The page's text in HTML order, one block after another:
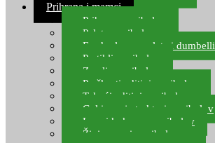
Prihrana i mamci
Prihrana za ribolov
Pelete za ribolov
Feeder lovne pelete i dumbelli
Partikli za ribolov
Zemlja za ribolov
Praškasti aditivi za ribolov
Tekući aditivi za ribolov
Gel i sprej atraktori za ribolov
Lovni kukuruz za ribolov
Živi mamci za ribolov